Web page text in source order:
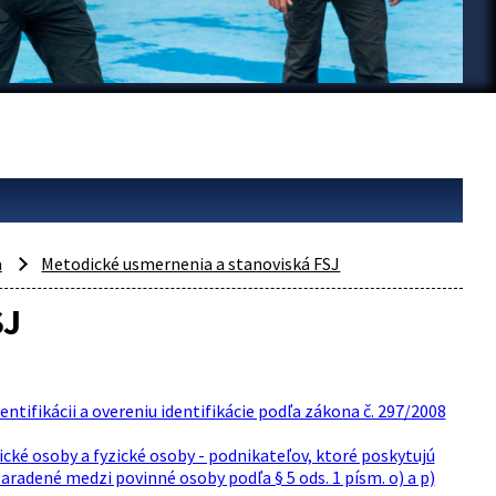
Metodické usmernenia a stanoviská FSJ
a overeniu identifikácie podľa zákona č. 297/2008
osoby a fyzické osoby - podnikateľov, ktoré poskytujú
medzi povinné osoby podľa § 5 ods. 1 písm. o) a p)